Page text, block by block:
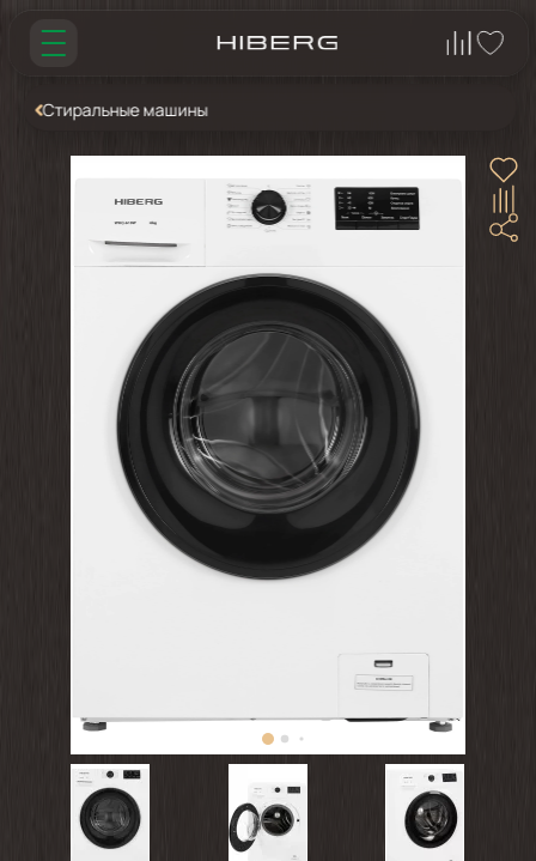
Стиральные машины